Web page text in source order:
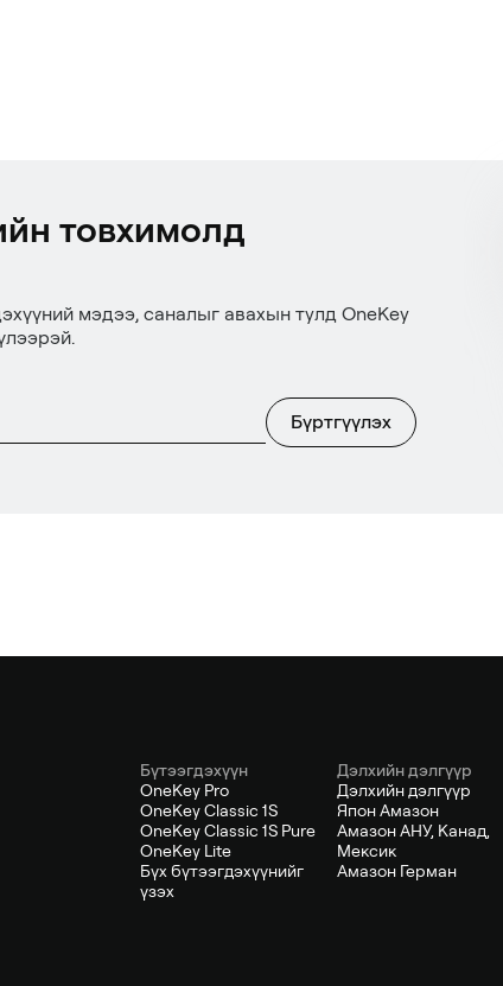
товхимолд
мэдээ, саналыг авахын тулд OneKey
Бүртгүүлэх
Бүтээгдэхүүн
OneKey Pro
OneKey Classic 1S
OneKey Classic 1S Pure
OneKey Lite
Бүх бүтээгдэхүүнийг
үзэх
Дэлхийн дэлгүүр
Дэлхийн дэлгүүр
Япон Амазон
Амазон АНУ, Канад,
Мексик
Амазон Герман